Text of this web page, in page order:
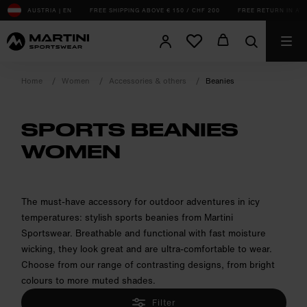
sr.Table Of Content
AUSTRIA | EN FREE SHIPPING ABOVE € 150 / CHF 200 FREE RETURN IN
Home Women Accessories & others Beanies
SPORTS BEANIES
WOMEN
The must-have accessory for outdoor adventures in icy
temperatures: stylish sports beanies from Martini
Sportswear. Breathable and functional with fast moisture
wicking, they look great and are ultra-comfortable to wear.
Choose from our range of contrasting designs, from bright
colours to more muted shades.
Filter